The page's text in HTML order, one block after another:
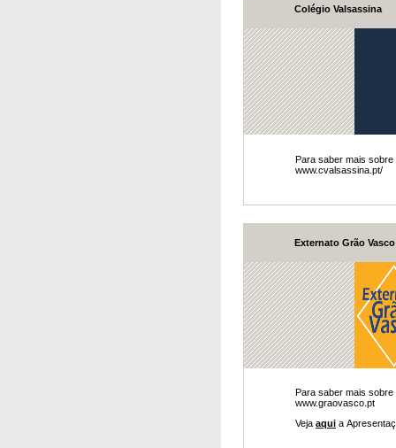
Colégio Valsassina
​Para saber mais
www.cvalsassina.pt/
Externato Grão Vasco
​Para saber mais
www.graovasco.pt
Veja aqui a